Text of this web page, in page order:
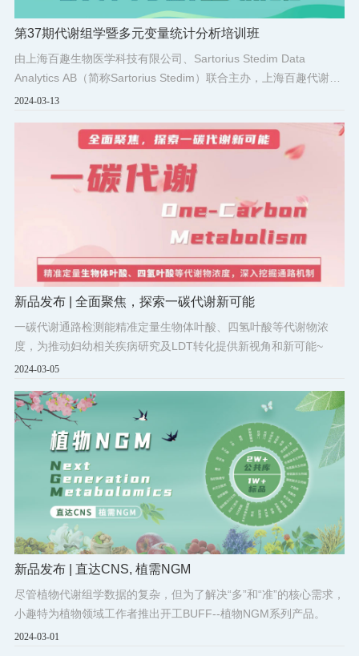
第37期代谢组学暨多元变量统计分析培训班
由上海百趣生物医学科技有限公司、Sartorius Stedim Data
Analytics AB（简称Sartorius Stedim）联合主办，上海百趣代谢组
学技术研究中心承办的“百趣课堂第37期代谢组学暨多元变量统计
2024-03-13
新品发布 | 全面聚焦，探索一碳代谢新可能
一碳代谢通路检测能精准定量生物体叶酸、四氢叶酸等代谢物浓
度，为推动妇幼相关疾病研究及LDT转化提供新视角和新可能~
2024-03-05
新品发布 | 直达CNS, 植需NGM
尽管植物代谢组学数据的复杂，但为了解决“多”和“准”的核心需求，
小趣特为植物领域工作者推出开工BUFF--植物NGM系列产品。
2024-03-01